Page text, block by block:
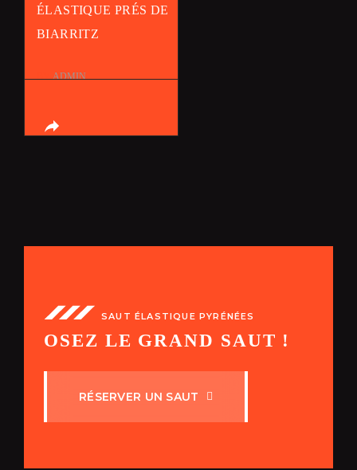
ÉLASTIQUE PRÉS DE
BIARRITZ
BYADMIN
SAUT ÉLASTIQUE PYRÉNÉES
OSEZ LE GRAND SAUT !
RÉSERVER UN SAUT